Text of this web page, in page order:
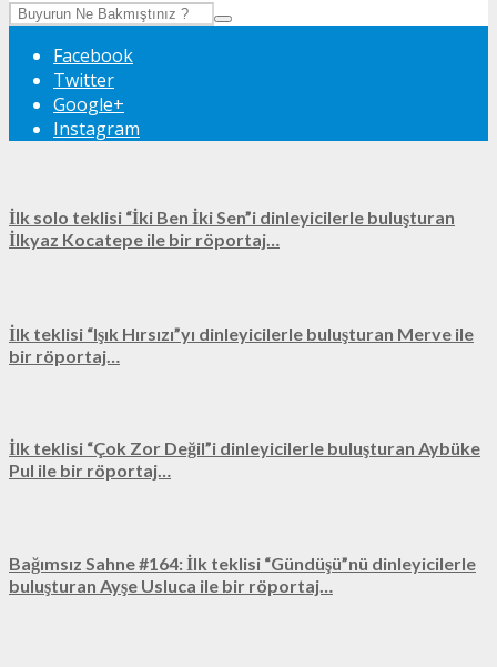
Facebook
Twitter
Google+
Instagram
İlk solo teklisi “İki Ben İki Sen”i dinleyicilerle buluşturan
İlkyaz Kocatepe ile bir röportaj…
İlk teklisi “Işık Hırsızı”yı dinleyicilerle buluşturan Merve ile
bir röportaj…
İlk teklisi “Çok Zor Değil”i dinleyicilerle buluşturan Aybüke
Pul ile bir röportaj…
Bağımsız Sahne #164: İlk teklisi “Gündüşü”nü dinleyicilerle
buluşturan Ayşe Usluca ile bir röportaj…